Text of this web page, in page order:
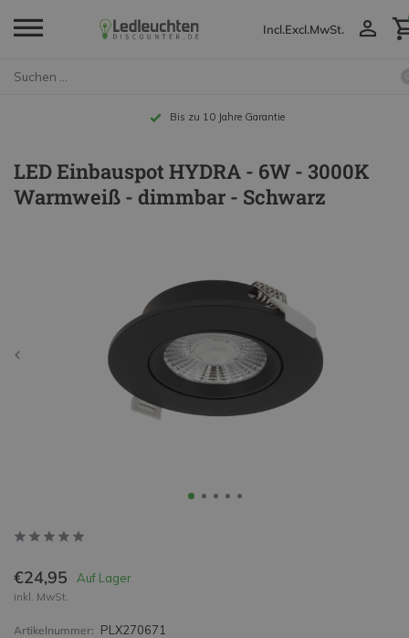
Incl.Excl.MwSt.
Bis zu 10 Jahre Garantie
LED Einbauspot HYDRA - 6W - 3000K
Warmweiß - dimmbar - Schwarz
€24,95 Auf Lager
inkl. MwSt.
Artikelnummer: PLX270671